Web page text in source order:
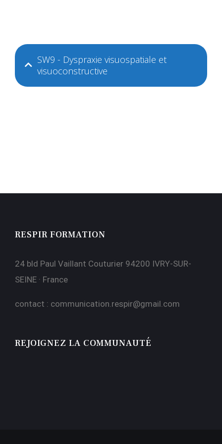
SW9 - Dyspraxie visuospatiale et
visuoconstructive
RESPIR FORMATION
24 bld Paul Vaillant Couturier 94200 IVRY-SUR-
SEINE · France
contact : communication.respir@gmail.com
REJOIGNEZ LA COMMUNAUTÉ